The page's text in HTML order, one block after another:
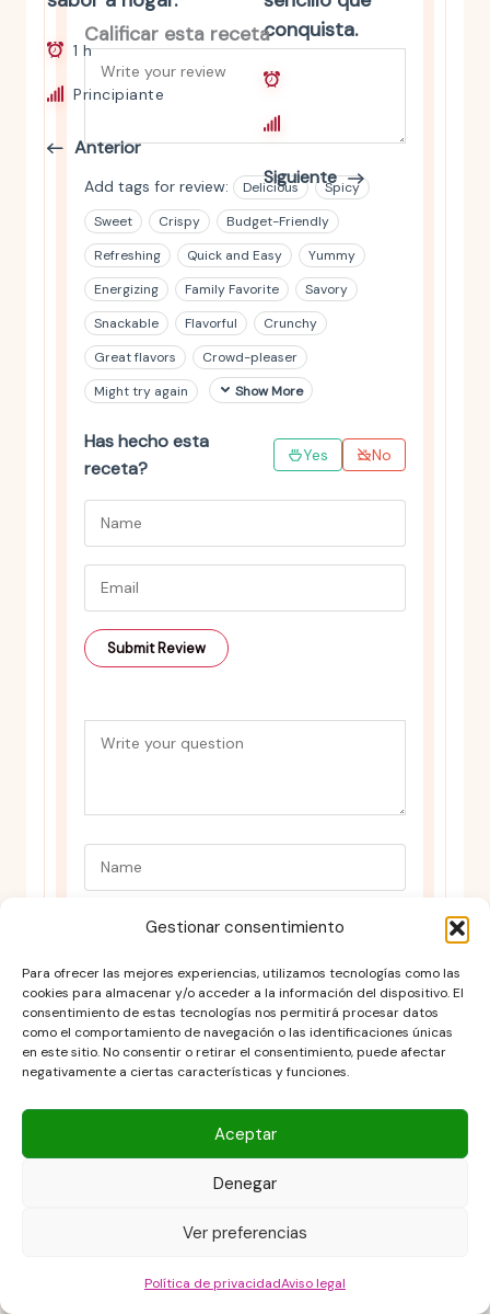
Gestionar consentimiento
Para ofrecer las mejores experiencias, utilizamos tecnologías como las
cookies para almacenar y/o acceder a la información del dispositivo. El
consentimiento de estas tecnologías nos permitirá procesar datos
como el comportamiento de navegación o las identificaciones únicas
en este sitio. No consentir o retirar el consentimiento, puede afectar
negativamente a ciertas características y funciones.
Aceptar
Denegar
Ver preferencias
Política de privacidadAviso legal
1 h
Principiante
Anterior
conquista.
Siguiente
Calificar esta receta
Add tags for review: Delicious
Spicy
Sweet
Crispy
Budget-Friendly
Refreshing
Quick and Easy
Yummy
Energizing
Family Favorite
Savory
Snackable
Flavorful
Crunchy
Great flavors
Crowd-pleaser
Might try again
Show More
Has hecho esta
receta?
Yes No
Contacto
Política de cookies (UE)